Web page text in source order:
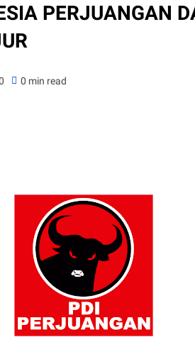
PERJUANGAN
0 min read